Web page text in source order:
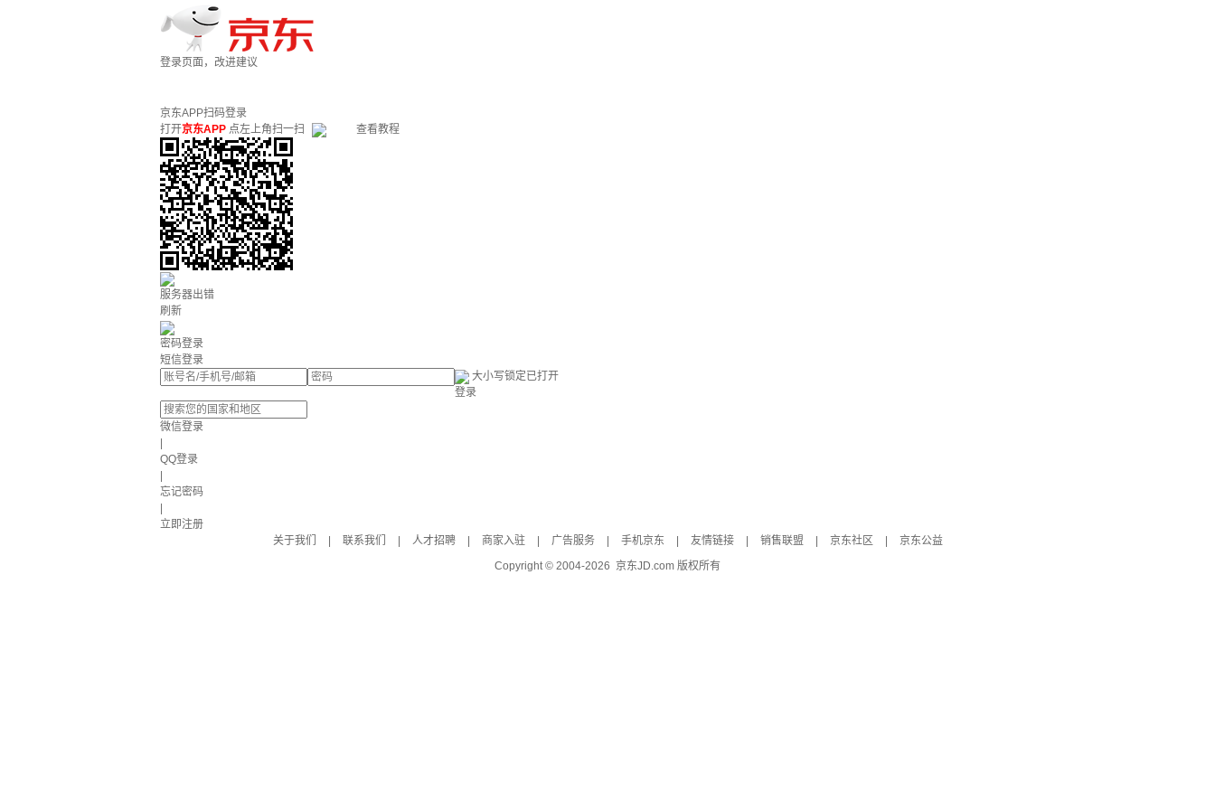
登录页面，改进建议
京东APP扫码登录
打开京东APP 点左上角扫一扫 查看教程
服务器出错
刷新
密码登录
短信登录
大小写锁定已打开
登录
微信登录
QQ登录
忘记密码
立即注册
关于我们
联系我们 人才招聘 商家入驻 广告服务 手机京东 友情链接 销售联盟 京东社区
京东公益
Copyright © 2004-2026 京东JD.com 版权所有